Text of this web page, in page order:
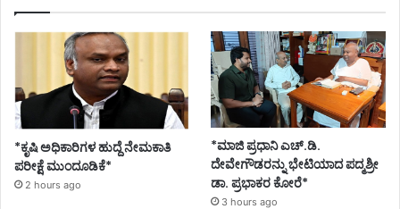
*ಕೃಷಿ ಅಧಿಕಾರಿಗಳ ಹುದ್ದೆ ನೇಮಕಾತಿ
ಪರೀಕ್ಷೆ ಮುಂದೂಡಿಕೆ*
2 hours ago
*ಮಾಜಿ ಪ್ರಧಾನಿ ಎಚ್.ಡಿ.
ದೇವೇಗೌಡರನ್ನು ಭೇಟಿಯಾದ ಪದ್ಮಶ್ರೀ
ಡಾ. ಪ್ರಭಾಕರ ಕೋರೆ*
3 hours ago